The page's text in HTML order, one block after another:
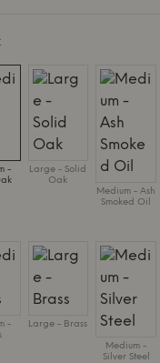
-
Large - Solid
Oak
Medium - Ash
Smoked Oil
-
Large - Brass
Medium -
Silver Steel